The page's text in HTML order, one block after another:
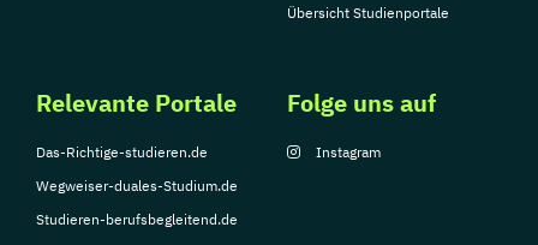
Übersicht Studienportale
Relevante Portale
Das-Richtige-studieren.de
Wegweiser-duales-Studium.de
Studieren-berufsbegleitend.de
Folge uns auf
Instagram